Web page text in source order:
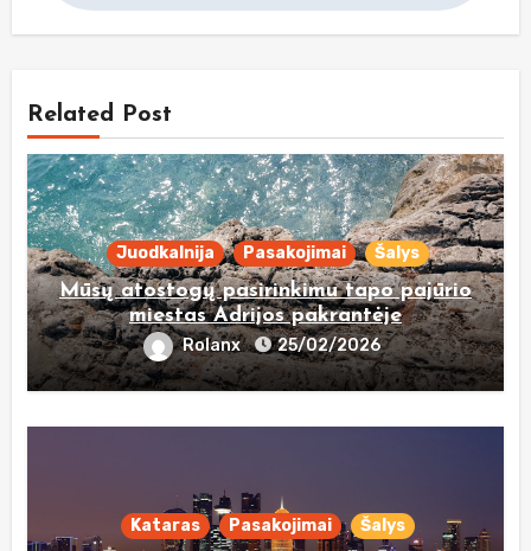
Related Post
Juodkalnija Pasakojimai Šalys
Mūsų atostogų pasirinkimu tapo pajūrio
miestas Adrijos pakrantėje
Rolanx 25/02/2026
Kataras Pasakojimai Šalys